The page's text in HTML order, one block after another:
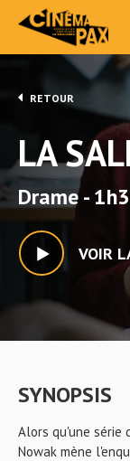
RETOUR
LA
Drame -
VOIR
SYNOPSIS
Alors qu'une série
Nowak mène